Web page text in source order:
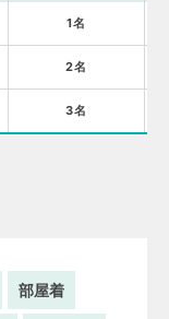
1名
2名
3名
部屋着